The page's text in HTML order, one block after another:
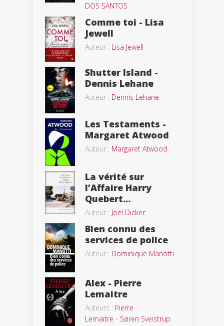
DOS SANTOS
Comme toi - Lisa
Jewell
Auteur : Lisa Jewell
Shutter Island -
Dennis Lehane
Auteur : Dennis Lehane
Les Testaments -
Margaret Atwood
Auteur : Margaret Atwood
La vérité sur
l’Affaire Harry
Quebert...
Auteur : Joël Dicker
Bien connu des
services de police
Auteur : Dominique Manotti
Alex - Pierre
Lemaitre
Auteurs : Pierre
Lemaitre - Søren Sveistrup